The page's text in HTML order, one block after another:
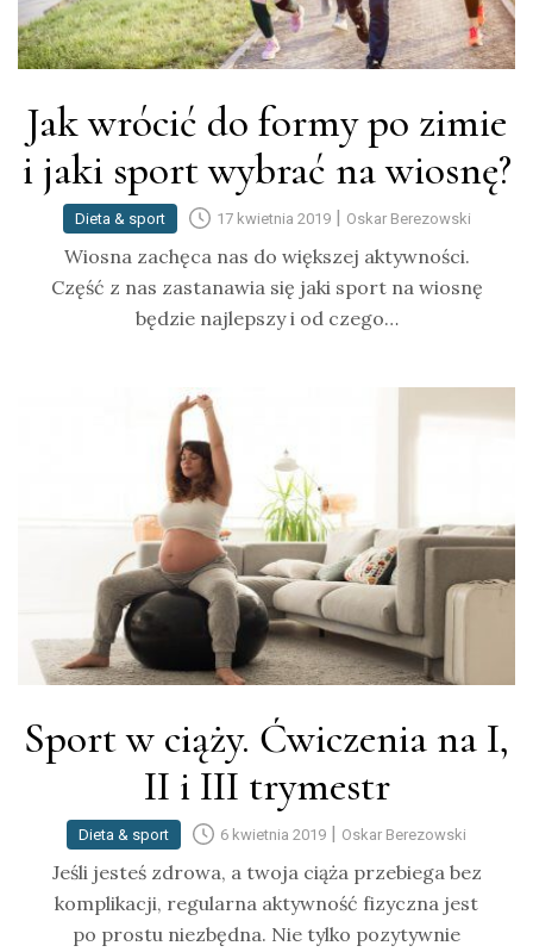
Jak wrócić do formy po zimie
i jaki sport wybrać na wiosnę?
Dieta & sport 17 kwietnia 2019| Oskar Berezowski
Wiosna zachęca nas do większej aktywności.
Część z nas zastanawia się jaki sport na wiosnę
będzie najlepszy i od czego…
Sport w ciąży. Ćwiczenia na I,
II i III trymestr
Dieta & sport 6 kwietnia 2019 | Oskar Berezowski
Jeśli jesteś zdrowa, a twoja ciąża przebiega bez
komplikacji, regularna aktywność fizyczna jest
po prostu niezbędna. Nie tylko pozytywnie